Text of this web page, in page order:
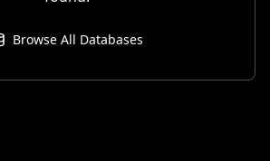
Browse All Databases